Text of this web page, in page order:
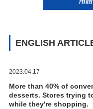
ENGLISH
2023.04.17
More than 40% of
desserts. Stores trying
while they're shopping.